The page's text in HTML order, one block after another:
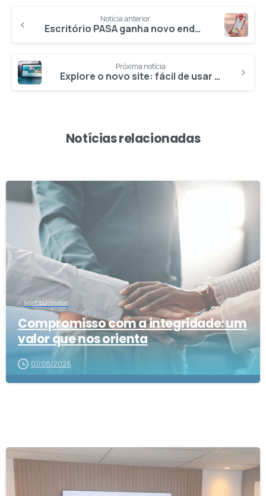
Notícia anterior
Escritório PASA ganha novo endereço em Itabira
Próxima notícia
Explore o novo site: fácil de usar e com tudo o que você precisa
Notícias relacionadas
Institucional
Compromisso com a integridade: um
valor que nos orienta
01/08/2026
1